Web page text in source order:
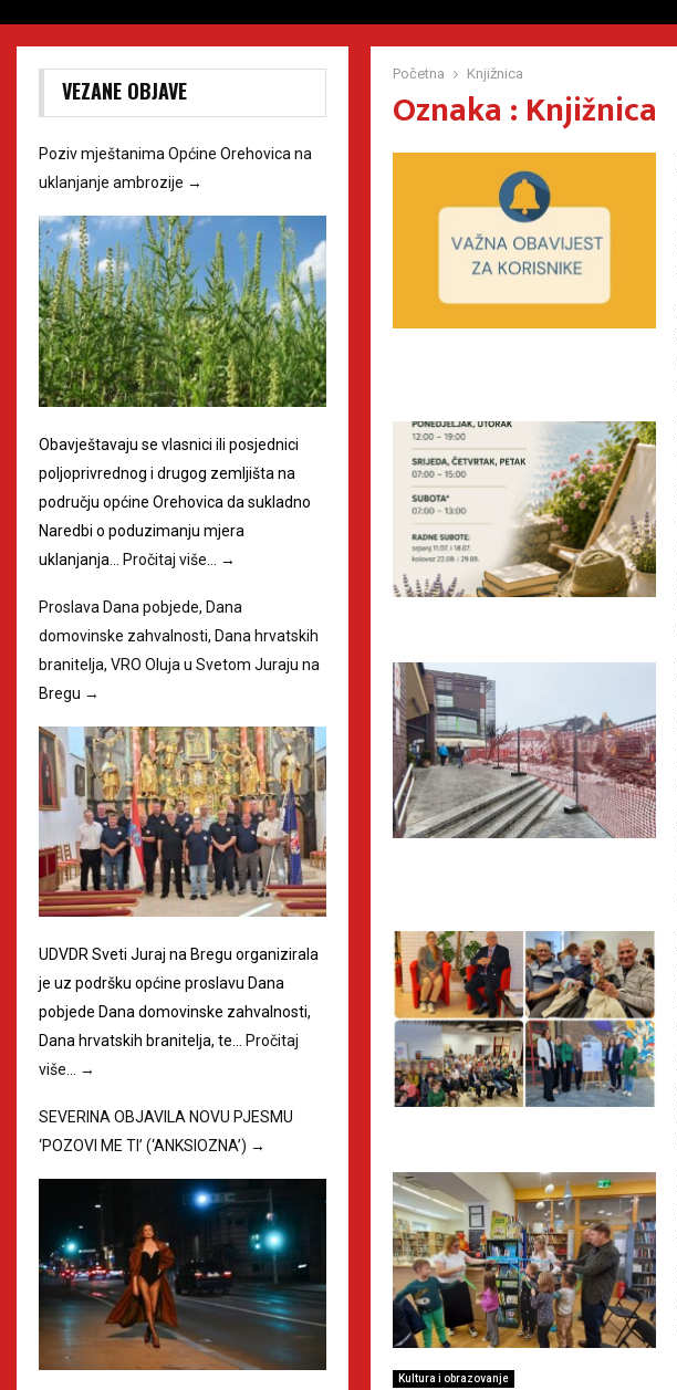
Početna Knjižnica
Oznaka : Knjižnica
Kultura i obrazovanje
VEZANE OBJAVE
Poziv mještanima Općine Orehovica na
uklanjanje ambrozije →
Obavještavaju se vlasnici ili posjednici
poljoprivrednog i drugog zemljišta na
području općine Orehovica da sukladno
Naredbi o poduzimanju mjera
uklanjanja…
Pročitaj više… →
Proslava Dana pobjede, Dana
domovinske zahvalnosti, Dana hrvatskih
branitelja, VRO Oluja u Svetom Juraju na
Bregu →
UDVDR Sveti Juraj na Bregu organizirala
je uz podršku općine proslavu Dana
pobjede Dana domovinske zahvalnosti,
Dana hrvatskih branitelja, te… Pročitaj
više… →
SEVERINA OBJAVILA NOVU PJESMU
‘POZOVI ME TI’ (‘ANKSIOZNA’) →